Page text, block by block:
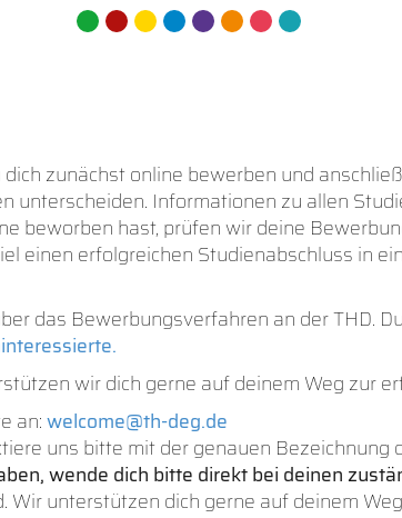
zunächst online bewerben und
unterscheiden. Informationen zu allen
beworben hast, prüfen wir deine
einen erfolgreichen Studienabschluss in
das Bewerbungsverfahren an der THD.
wir dich gerne auf deinem Weg zur
an:welcome@th-deg.de
uns bitte mit der genauen Bezeichnung
wende dich bitte direkt bei deinen
unterstützen dich gerne auf deinem